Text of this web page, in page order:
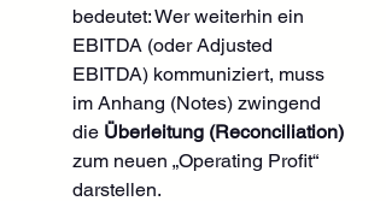
bedeutet: Wer weiterhin ein
EBITDA (oder Adjusted
EBITDA) kommuniziert, muss
im Anhang (Notes) zwingend
die Überleitung (Reconciliation)
zum neuen „Operating Profit“
darstellen.